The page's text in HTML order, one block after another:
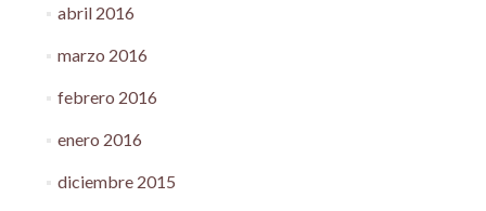
abril 2016
marzo 2016
febrero 2016
enero 2016
diciembre 2015